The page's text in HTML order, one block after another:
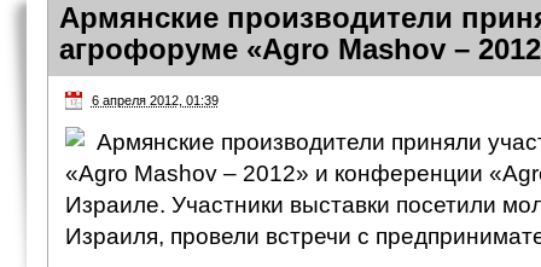
Армянские производители
агрофоруме «Agro Mashov –
6 апреля 2012, 01:39
Армянские производители приняли
«Agro Mashov – 2012» и конференции
Израиле. Участники выставки посетили
Израиля, провели встречи с